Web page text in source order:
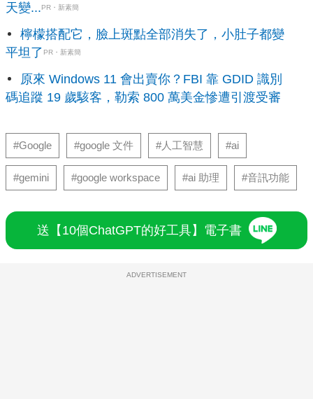
天變...PR・新素簡
檸檬搭配它，臉上斑點全部消失了，小肚子都變
平坦了 PR・新素簡
原來 Windows 11 會出賣你？FBI 靠 GDID 識別
碼追蹤 19 歲駭客，勒索 800 萬美金慘遭引渡受審
#Google #google 文件 #人工智慧 #ai
#gemini #google workspace #ai 助理 #音訊功能
送【10個ChatGPT的好工具】電子書
ADVERTISEMENT